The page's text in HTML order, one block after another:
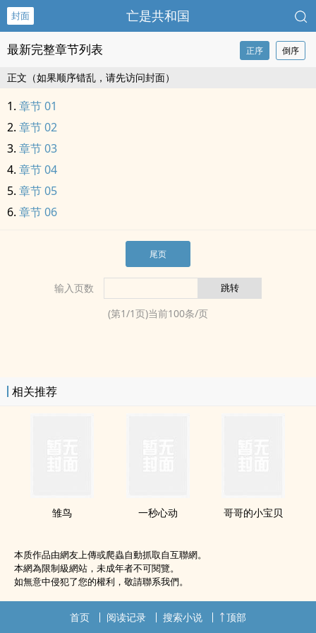
封面 亡是共和国
最新完整章节列表 正序 倒序
正文（如果顺序错乱，请先访问封面）
章节 01
章节 02
章节 03
章节 04
章节 05
章节 06
尾页
输入页数
(第1/1页)当前100条/页
相关推荐
雏鸟 一秒心动 哥哥的小宝贝
本质作品由網友上傳或爬蟲自動抓取自互聯網。
本網為限制級網站，未成年者不可閱覽。
如無意中侵犯了您的權利，敬請聯系我們。
首页 阅读记录 搜索小说 顶部